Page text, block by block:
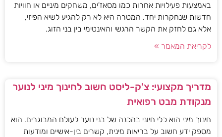
באמצעות פעילויות אחרות כמו מסאז'ים, משחקים מיניים או חוויות
חדשות שנחקרות יחד. המטרה היא לא רק להגיע לשיא הפיזי,
אלא גם לחזק את הקשר הרגשי והאינטימי בין בני הזוג.
לקריאת המאמר »
מדריך מקצועי: צ'ק-ליסט חשוב לחינוך מיני לנוער
מנקודת מבט רפואית
חינוך מיני הוא כלי חיוני בהכנה של בני נוער לעולם המבוגרים. הוא
מספק ידע חשוב על בריאות מינית, קשרים בין-אישיים ומודעות